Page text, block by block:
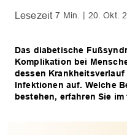
7 Min. 20. Okt.
Das diabetische
Komplikation bei
dessen
Infektionen auf. Welche
bestehen, erfahren Sie